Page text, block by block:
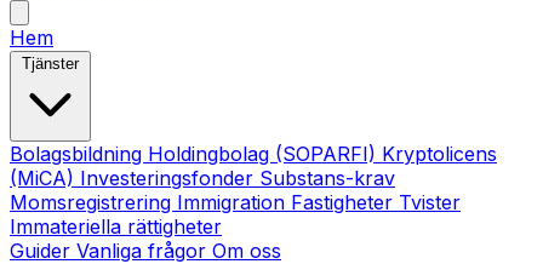
Hem
Tjänster
Bolagsbildning Holdingbolag (SOPARFI) Kryptolicens
(MiCA) Investeringsfonder Substans-krav
Momsregistrering Immigration Fastigheter Tvister
Immateriella rättigheter
Guider Vanliga frågor Om oss